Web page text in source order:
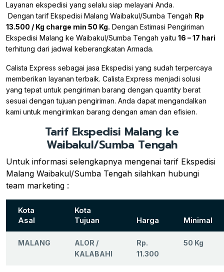
Layanan ekspedisi yang selalu siap melayani Anda.
Dengan tarif Ekspedisi Malang Waibakul/Sumba Tengah Rp
13.500 / Kg charge min 50 Kg. Dengan Estimasi Pengiriman
Ekspedisi Malang ke Waibakul/Sumba Tengah yaitu 16 – 17 hari
terhitung dari jadwal keberangkatan Armada.
Calista Express sebagai jasa Ekspedisi yang sudah terpercaya
memberikan layanan terbaik. Calista Express menjadi solusi
yang tepat untuk pengiriman barang dengan quantity berat
sesuai dengan tujuan pengiriman. Anda dapat mengandalkan
kami untuk mengirimkan barang dengan aman dan efisien.
Tarif Ekspedisi Malang ke
Waibakul/Sumba Tengah
Untuk informasi selengkapnya mengenai tarif Ekspedisi
Malang Waibakul/Sumba Tengah silahkan hubungi
team marketing :
Kota
Asal
Kota
Tujuan
Harga Minimal
MALANG
ALOR /
KALABAHI
Rp.
11.300
50 Kg